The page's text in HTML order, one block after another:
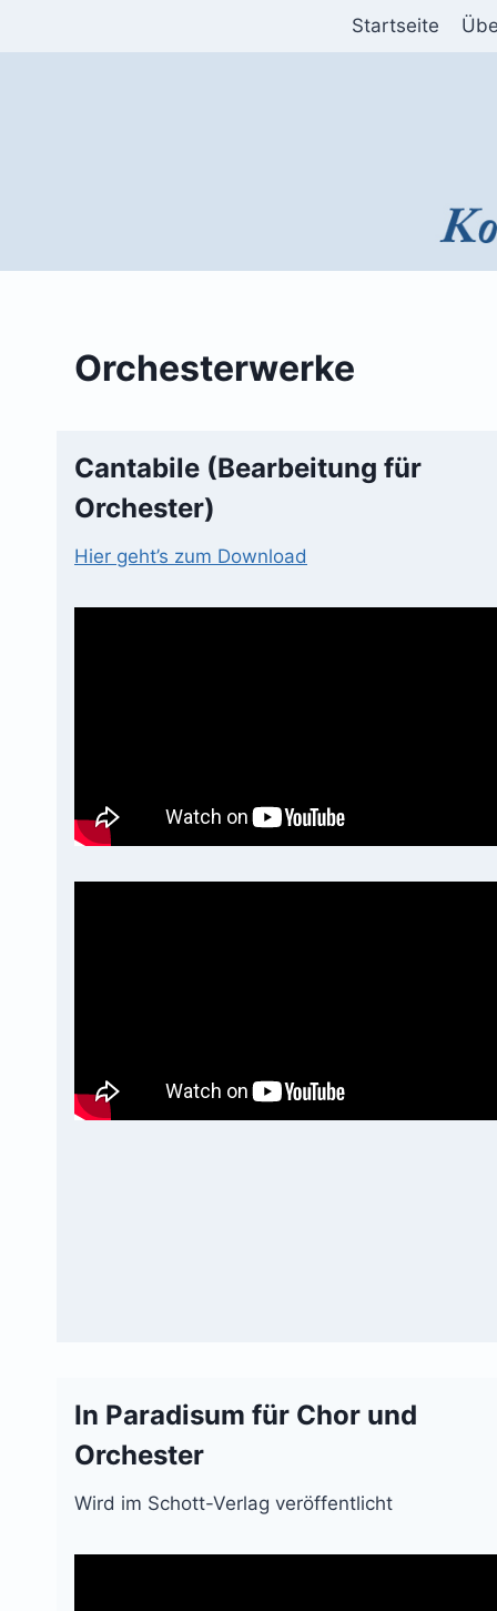
Startseite
Orchesterwerke
Cantabile (Bearbeitung für
Orchester)
Hier geht’s zum Download
In Paradisum für Chor und
Orchester
Wird im Schott-Verlag veröffentlicht